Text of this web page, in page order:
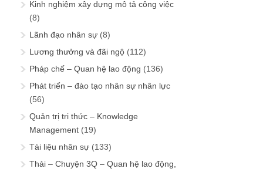
Kinh nghiệm xây dựng mô tả công việc
(8)
Lãnh đạo nhân sự (8)
Lương thưởng và đãi ngộ (112)
Pháp chế – Quan hệ lao động (136)
Phát triển – đào tạo nhân sự nhân lực
(56)
Quản trị tri thức – Knowledge
Management (19)
Tài liệu nhân sự (133)
Thải – Chuyện 3Q – Quan hệ lao động,